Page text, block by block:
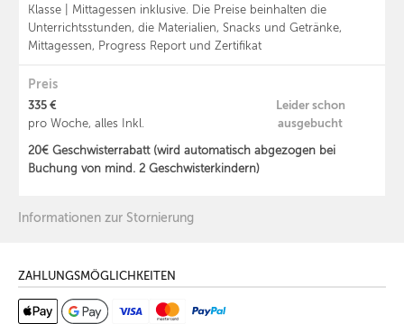
Klasse | Mittagessen inklusive. Die Preise beinhalten die
Unterrichtsstunden, die Materialien, Snacks und Getränke,
Mittagessen, Progress Report und Zertifikat
Preis
335 €
pro Woche, alles Inkl.
Leider schon
ausgebucht
20€ Geschwisterrabatt (wird automatisch abgezogen bei
Buchung von mind. 2 Geschwisterkindern)
Informationen zur Stornierung
ZAHLUNGSMÖGLICHKEITEN